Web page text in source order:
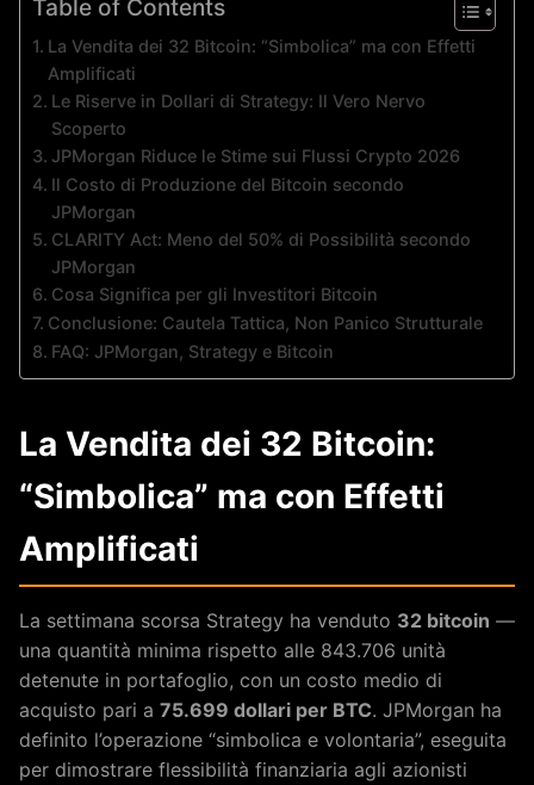
Table of Contents
La Vendita dei 32 Bitcoin: “Simbolica” ma con Effetti
Amplificati
Le Riserve in Dollari di Strategy: Il Vero Nervo
Scoperto
JPMorgan Riduce le Stime sui Flussi Crypto 2026
Il Costo di Produzione del Bitcoin secondo
JPMorgan
CLARITY Act: Meno del 50% di Possibilità secondo
JPMorgan
Cosa Significa per gli Investitori Bitcoin
Conclusione: Cautela Tattica, Non Panico Strutturale
FAQ: JPMorgan, Strategy e Bitcoin
La Vendita dei 32 Bitcoin:
“Simbolica” ma con Effetti
Amplificati
La settimana scorsa Strategy ha venduto 32 bitcoin —
una quantità minima rispetto alle 843.706 unità
detenute in portafoglio, con un costo medio di
acquisto pari a 75.699 dollari per BTC. JPMorgan ha
definito l’operazione “simbolica e volontaria”, eseguita
per dimostrare flessibilità finanziaria agli azionisti